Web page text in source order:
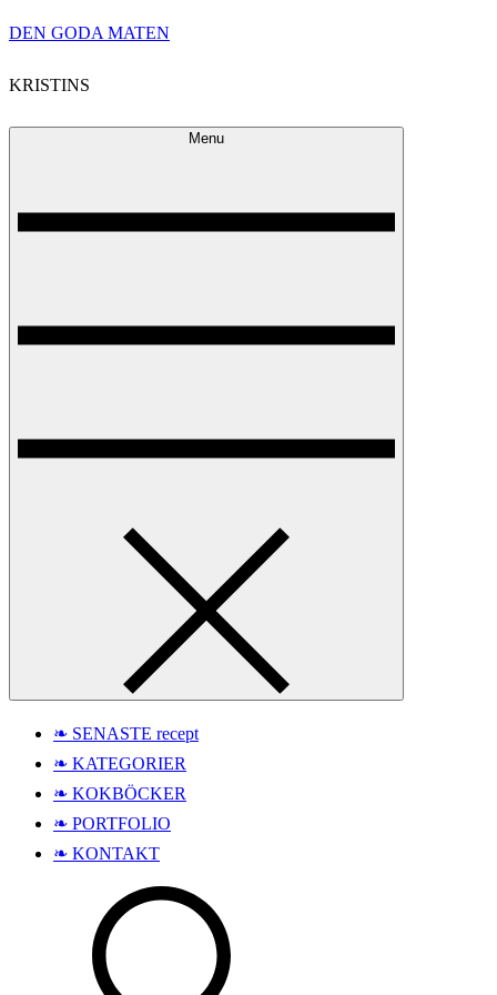
Skip
content
DEN GODA MATEN
KRISTINS
Menu
❧ SENASTE recept
❧ KATEGORIER
❧ KOKBÖCKER
❧ PORTFOLIO
❧ KONTAKT